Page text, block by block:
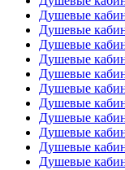
Душевые
Душевые
Душевые
Душевые
Душевые
Душевые
Душевые
Душевые
Душевые
Душевые
Душевые